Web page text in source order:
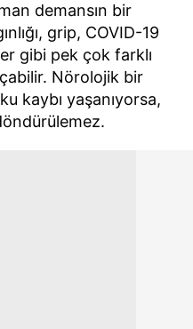
demansın bir
grip, COVID-19
gibi pek çok farklı
Nörolojik bir
kaybı yaşanıyorsa,